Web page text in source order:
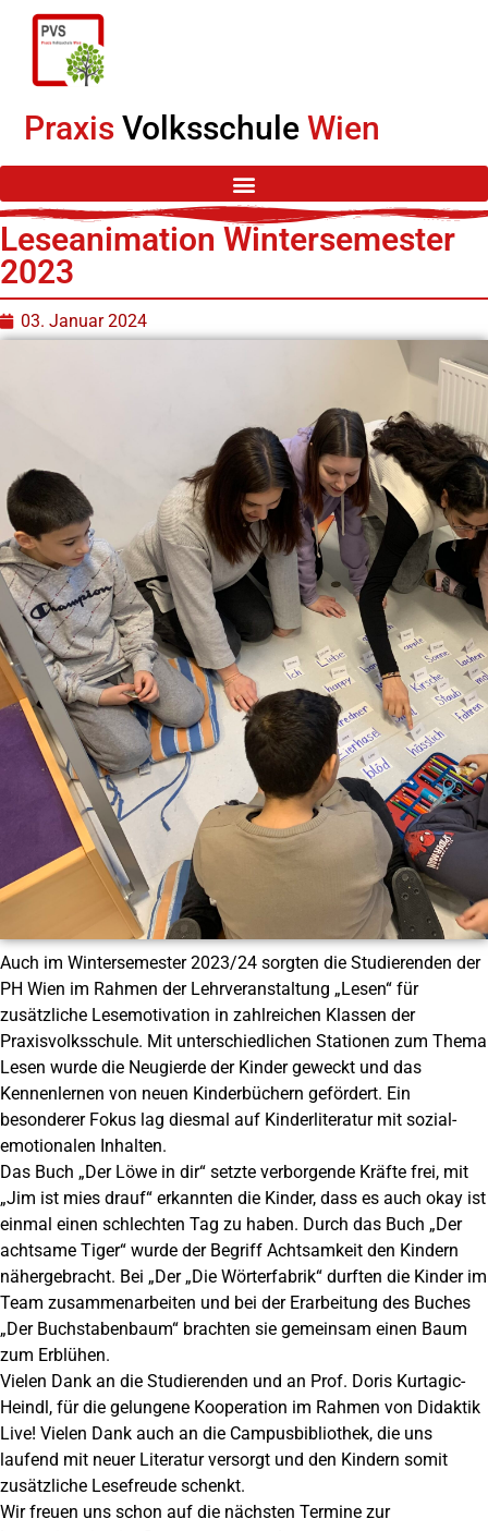
Praxis VolksschuleWien
Leseanimation Wintersemester
2023
03. Januar 2024
Auch im Wintersemester 2023/24 sorgten die Studierenden der
PH Wien im Rahmen der Lehrveranstaltung „Lesen“ für
zusätzliche Lesemotivation in zahlreichen Klassen der
Praxisvolksschule. Mit unterschiedlichen Stationen zum Thema
Lesen wurde die Neugierde der Kinder geweckt und das
Kennenlernen von neuen Kinderbüchern gefördert. Ein
besonderer Fokus lag diesmal auf Kinderliteratur mit sozial-
emotionalen Inhalten.
Das Buch „Der Löwe in dir“ setzte verborgende Kräfte frei, mit
„Jim ist mies drauf“ erkannten die Kinder, dass es auch okay ist
einmal einen schlechten Tag zu haben. Durch das Buch „Der
achtsame Tiger“ wurde der Begriff Achtsamkeit den Kindern
nähergebracht. Bei „Der „Die Wörterfabrik“ durften die Kinder im
Team zusammenarbeiten und bei der Erarbeitung des Buches
„Der Buchstabenbaum“ brachten sie gemeinsam einen Baum
zum Erblühen.
Vielen Dank an die Studierenden und an Prof. Doris Kurtagic-
Heindl, für die gelungene Kooperation im Rahmen von Didaktik
Live! Vielen Dank auch an die Campusbibliothek, die uns
laufend mit neuer Literatur versorgt und den Kindern somit
zusätzliche Lesefreude schenkt.
Wir freuen uns schon auf die nächsten Termine zur